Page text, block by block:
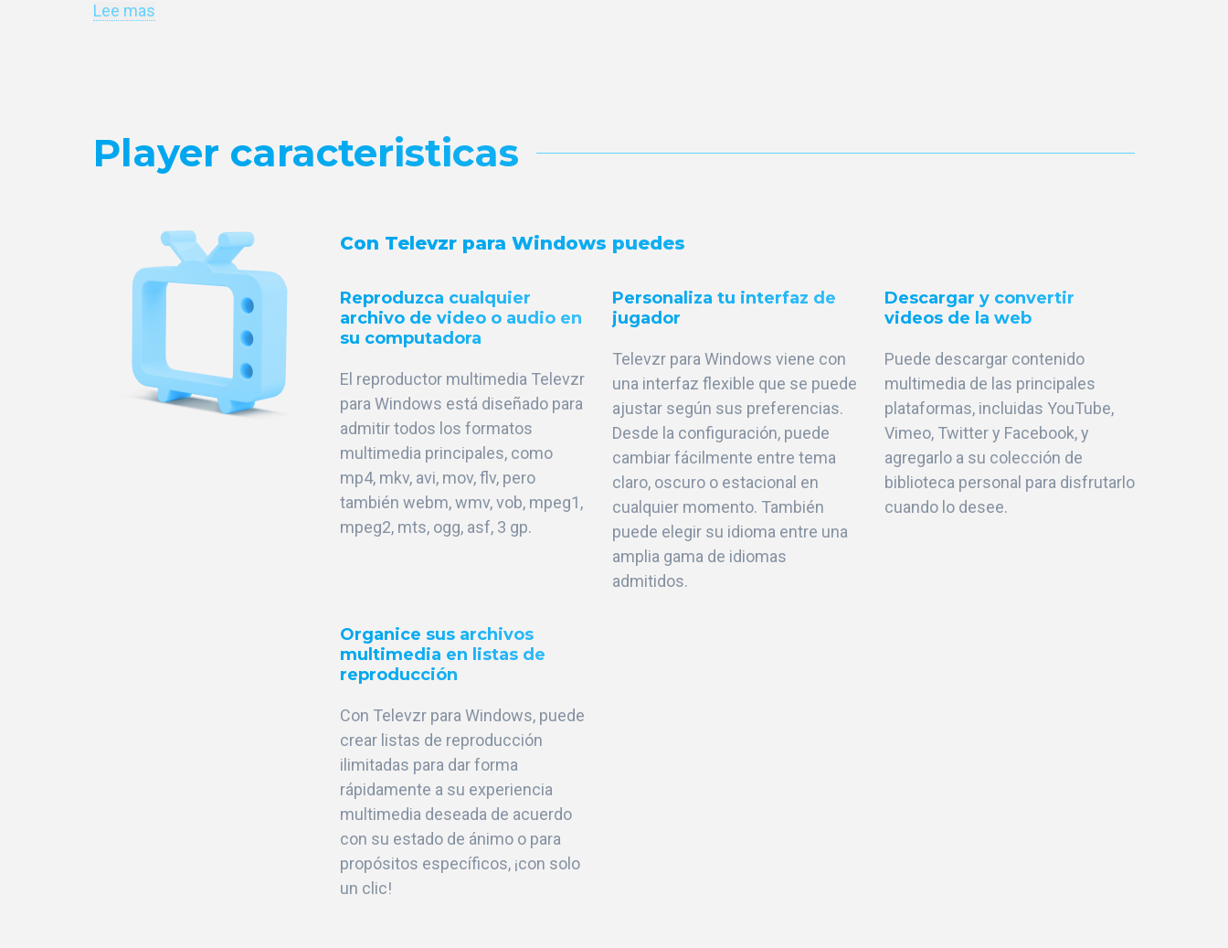
Lee mas
Player caracteristicas
Con Televzr para Windows puedes
Reproduzca cualquier
archivo de video o audio en
su computadora
El reproductor multimedia Televzr
para Windows está diseñado para
admitir todos los formatos
multimedia principales, como
mp4, mkv, avi, mov, flv, pero
también webm, wmv, vob, mpeg1,
mpeg2, mts, ogg, asf, 3 gp.
Personaliza tu interfaz de
jugador
Televzr para Windows viene con
una interfaz flexible que se puede
ajustar según sus preferencias.
Desde la configuración, puede
cambiar fácilmente entre tema
claro, oscuro o estacional en
cualquier momento. También
puede elegir su idioma entre una
amplia gama de idiomas
admitidos.
Descargar y convertir
videos de la web
Puede descargar contenido
multimedia de las principales
plataformas, incluidas YouTube,
Vimeo, Twitter y Facebook, y
agregarlo a su colección de
biblioteca personal para disfrutarlo
cuando lo desee.
Organice sus archivos
multimedia en listas de
reproducción
Con Televzr para Windows, puede
crear listas de reproducción
ilimitadas para dar forma
rápidamente a su experiencia
multimedia deseada de acuerdo
con su estado de ánimo o para
propósitos específicos, ¡con solo
un clic!